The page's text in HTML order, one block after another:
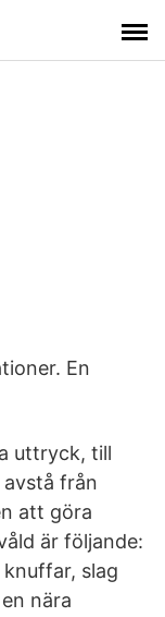
En
uttryck, till
från
att göra
är följande:
knuffar, slag
nära